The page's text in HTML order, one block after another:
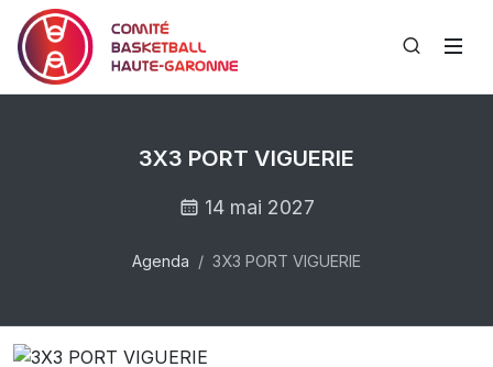
3X3 PORT VIGUERIE
14 mai 2027
Agenda 3X3 PORT VIGUERIE